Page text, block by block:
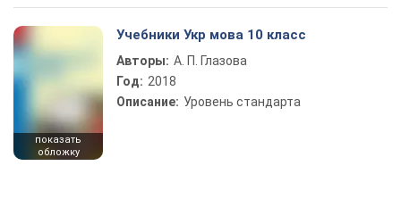
показать
обложку
Учебники Укр мова 10 класс
Авторы: А. П. Глазова
Год: 2018
Описание: Уровень стандарта